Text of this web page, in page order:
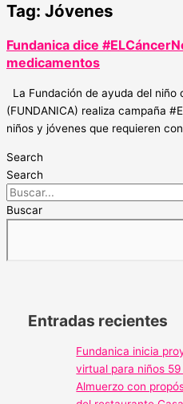
Tag: Jóvenes
Fundanica dice
medicamentos
La Fundación de ayuda del niño
(FUNDANICA) realiza campaña
niños y jóvenes que requieren
Search
Search
Buscar
Entradas recientes
Fundanica inicia
virtual para niños
Almuerzo con